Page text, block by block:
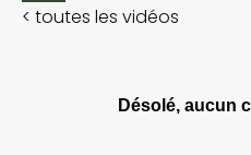
< toutes les vidéos
Désolé, aucun